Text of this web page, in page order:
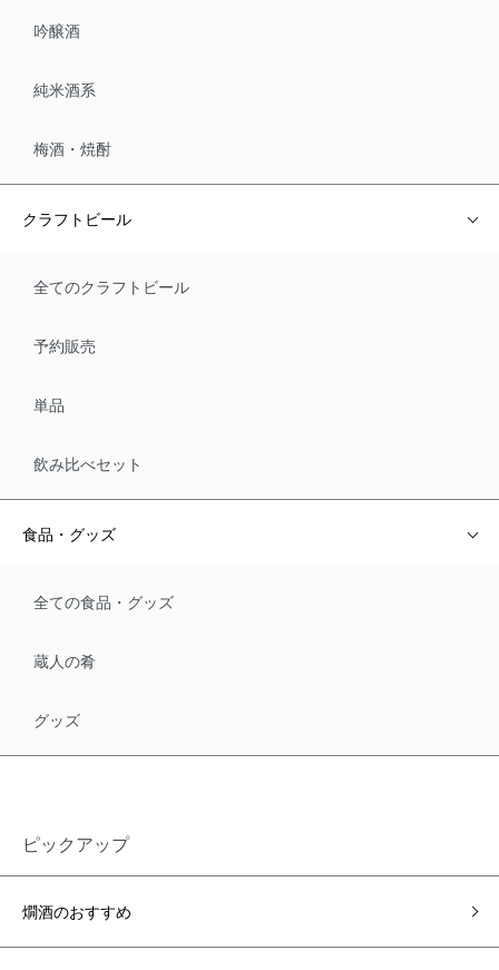
吟醸酒
純米酒系
梅酒・焼酎
クラフトビール
全てのクラフトビール
予約販売
単品
飲み比べセット
食品・グッズ
全ての食品・グッズ
蔵人の肴
グッズ
ピックアップ
燗酒のおすすめ